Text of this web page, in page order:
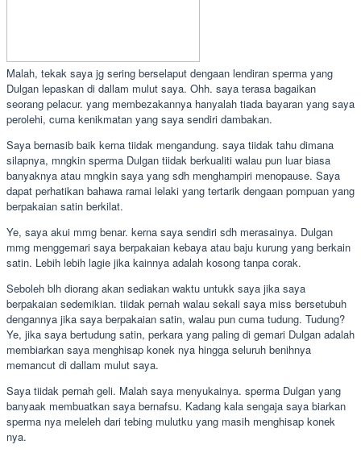
Malah, tekak saya jg sering berselaput dengaan lendiran sperma yang
Dulgan lepaskan di dallam mulut saya. Ohh. saya terasa bagaikan
seorang pelacur. yang membezakannya hanyalah tiada bayaran yang saya
perolehi, cuma kenikmatan yang saya sendiri dambakan.
Saya bernasib baik kerna tiidak mengandung. saya tiidak tahu dimana
silapnya, mngkin sperma Dulgan tiidak berkualiti walau pun luar biasa
banyaknya atau mngkin saya yang sdh menghampiri menopause. Saya
dapat perhatikan bahawa ramai lelaki yang tertarik dengaan pompuan yang
berpakaian satin berkilat.
Ye, saya akui mmg benar. kerna saya sendiri sdh merasainya. Dulgan
mmg menggemari saya berpakaian kebaya atau baju kurung yang berkain
satin. Lebih lebih lagie jika kainnya adalah kosong tanpa corak.
Seboleh blh diorang akan sediakan waktu untukk saya jika saya
berpakaian sedemikian. tiidak pernah walau sekali saya miss bersetubuh
dengannya jika saya berpakaian satin, walau pun cuma tudung. Tudung?
Ye, jika saya bertudung satin, perkara yang paling di gemari Dulgan adalah
membiarkan saya menghisap konek nya hingga seluruh benihnya
memancut di dallam mulut saya.
Saya tiidak pernah geli. Malah saya menyukainya. sperma Dulgan yang
banyaak membuatkan saya bernafsu. Kadang kala sengaja saya biarkan
sperma nya meleleh dari tebing mulutku yang masih menghisap konek
nya.